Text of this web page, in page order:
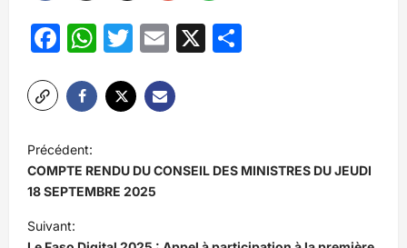
Facebook
WhatsApp
Twitter
Email
X
N
a
v
i
Précédent:
COMPTE RENDU DU CONSEIL DES MINISTRES DU JEUDI
18 SEPTEMBRE 2025
Suivant: